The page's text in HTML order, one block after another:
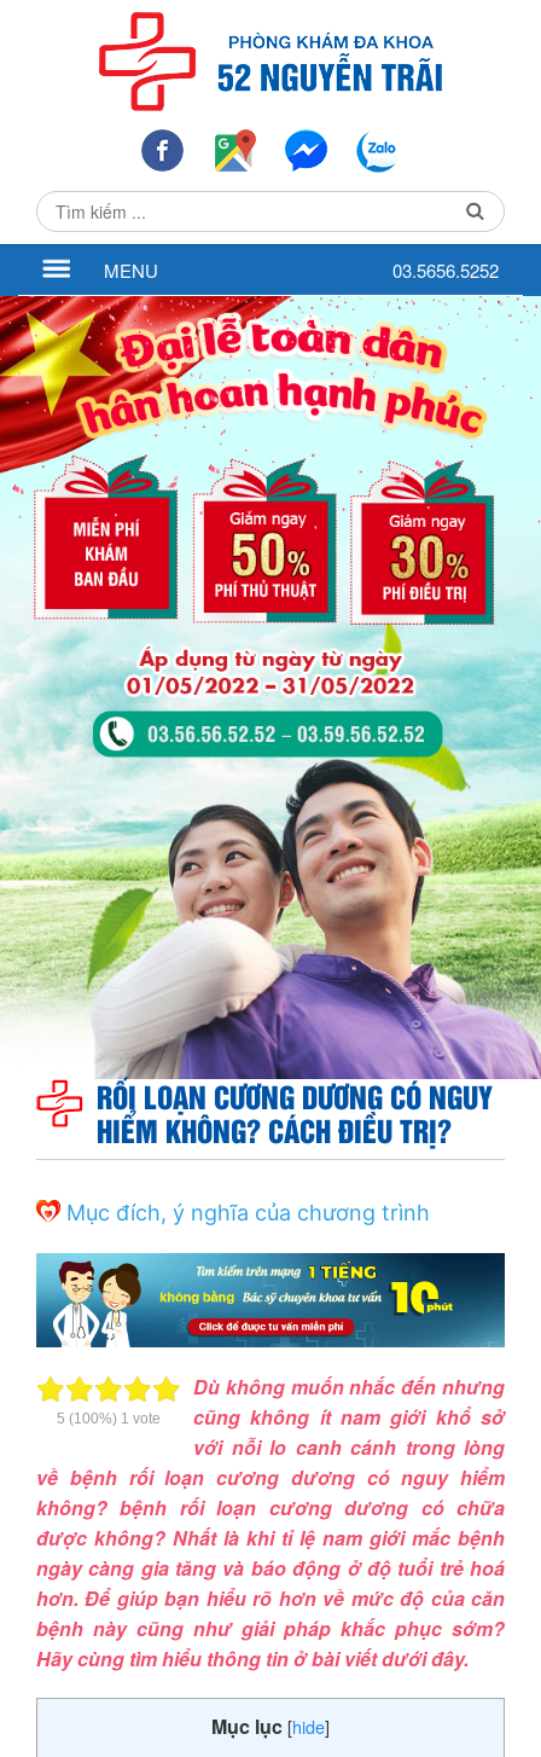
MENU 03.5656.5252
RỐI LOẠN CƯƠNG DƯƠNG CÓ NGUY
HIỂM KHÔNG? CÁCH ĐIỀU TRỊ?
Mục đích, ý nghĩa của chương trình
5 (100%) 1 vote
Dù không muốn nhắc đến nhưng
cũng không ít nam giới khổ sở
với nỗi lo canh cánh trong lòng
về bệnh rối loạn cương dương có nguy hiểm
không? bệnh rối loạn cương dương có chữa
được không? Nhất là khi tỉ lệ nam giới mắc bệnh
ngày càng gia tăng và báo động ở độ tuổi trẻ hoá
hơn. Để giúp bạn hiểu rõ hơn về mức độ của căn
bệnh này cũng như giải pháp khắc phục sớm?
Hãy cùng tìm hiểu thông tin ở bài viết dưới đây.
Mục lục [hide]